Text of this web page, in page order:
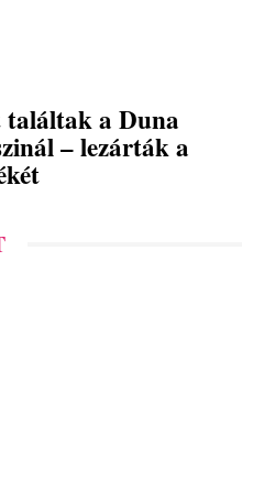
találtak a Duna
– lezárták a